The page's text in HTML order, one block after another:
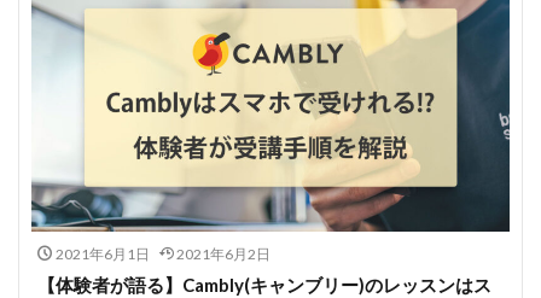
2021年6月1日 2021年6月2日
【体験者が語る】Cambly(キャンブリー)のレッスンはス